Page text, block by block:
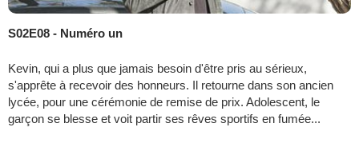
S02E08 - Numéro un
Kevin, qui a plus que jamais besoin d'être pris au sérieux,
s'apprête à recevoir des honneurs. Il retourne dans son ancien
lycée, pour une cérémonie de remise de prix. Adolescent, le
garçon se blesse et voit partir ses rêves sportifs en fumée...